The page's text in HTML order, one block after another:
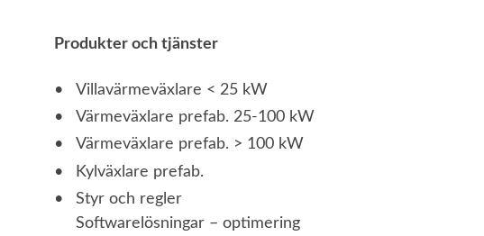
Produkter och tjänster
Villavärmeväxlare < 25 kW
Värmeväxlare prefab. 25-100 kW
Värmeväxlare prefab. > 100 kW
Kylväxlare prefab.
Styr och regler
Softwarelösningar – optimering